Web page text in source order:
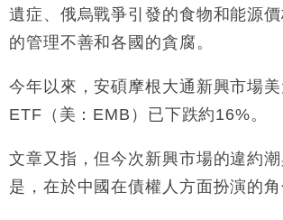
遺症、俄烏戰爭引發的食物和能源
的管理不善和各國的貪腐。
今年以來，安碩摩根大通新興市場
ETF（美：EMB）已下跌約16%。
文章又指，但今次新興市場的違約
是，在於中國在債權人方面扮演的角